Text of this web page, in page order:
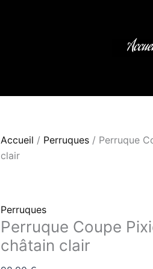
Accueil / Perruques / Perruque
clair
Perruques
Perruque Coupe
châtain clair
clair